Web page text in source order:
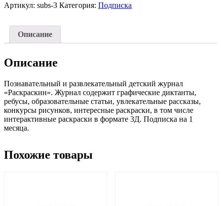
1
Артикул: subs-3 Категория: Подписка
Описание
Описание
Познавательный и развлекательный детский журнал
«Раскраскин». Журнал содержит графические диктанты,
ребусы, образовательные статьи, увлекательные рассказы,
конкурсы рисунков, интересные раскраски, в том числе
интерактивные раскраски в формате 3Д. Подписка на 1
месяца.
Похожие товары